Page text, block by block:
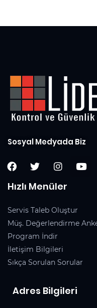
Sosyal Medyada Biz
Hızlı Menüler
Servis Taleb Oluştur
Müş. Değerlendirme
Program İndir
İletişim Bilgileri
Sıkça Sorulan Sorular
Adres Bilgileri